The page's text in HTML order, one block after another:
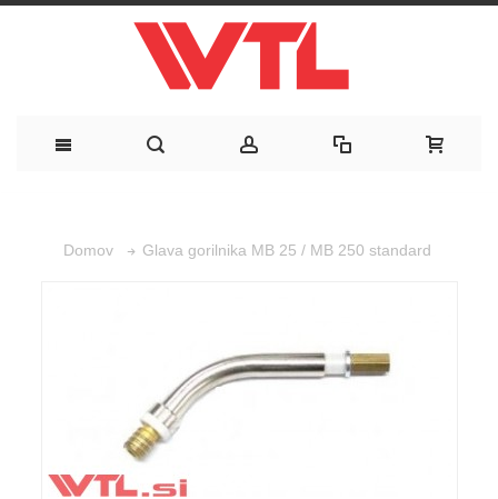
Domov Glava gorilnika MB 25 / MB 250 standard